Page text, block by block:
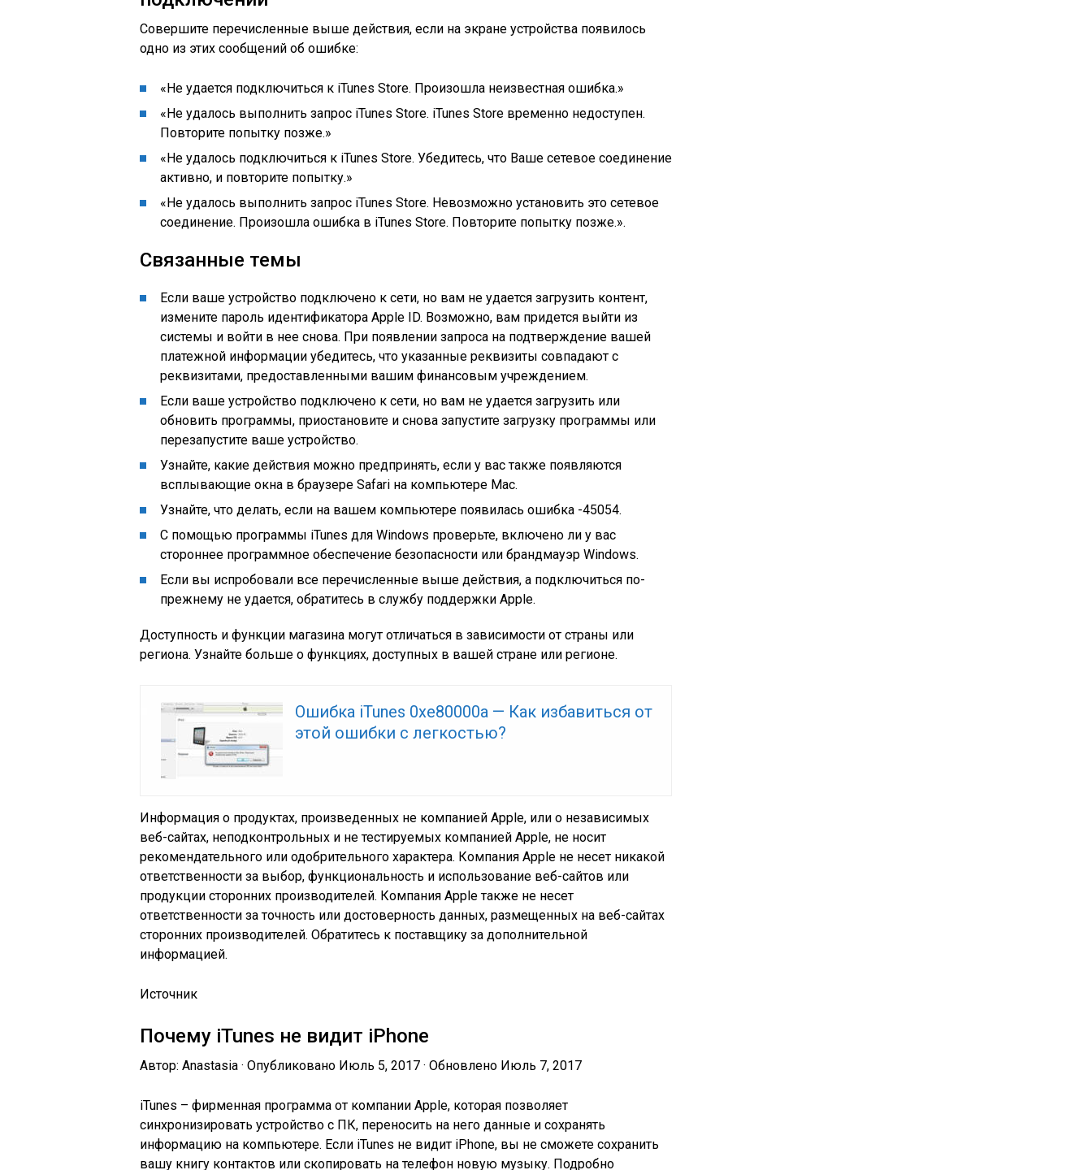
Совершите перечисленные выше действия, если на экране устройства появилось
одно из этих сообщений об ошибке:
«Не удается подключиться к iTunes Store. Произошла неизвестная ошибка.»
«Не удалось выполнить запрос iTunes Store. iTunes Store временно недоступен.
Повторите попытку позже.»
«Не удалось подключиться к iTunes Store. Убедитесь, что Ваше сетевое соединение
активно, и повторите попытку.»
«Не удалось выполнить запрос iTunes Store. Невозможно установить это сетевое
соединение. Произошла ошибка в iTunes Store. Повторите попытку позже.».
Связанные темы
Если ваше устройство подключено к сети, но вам не удается загрузить контент,
измените пароль идентификатора Apple ID. Возможно, вам придется выйти из
системы и войти в нее снова. При появлении запроса на подтверждение вашей
платежной информации убедитесь, что указанные реквизиты совпадают с
реквизитами, предоставленными вашим финансовым учреждением.
Если ваше устройство подключено к сети, но вам не удается загрузить или
обновить программы, приостановите и снова запустите загрузку программы или
перезапустите ваше устройство.
Узнайте, какие действия можно предпринять, если у вас также появляются
всплывающие окна в браузере Safari на компьютере Mac.
Узнайте, что делать, если на вашем компьютере появилась ошибка -45054.
С помощью программы iTunes для Windows проверьте, включено ли у вас
стороннее программное обеспечение безопасности или брандмауэр Windows.
Если вы испробовали все перечисленные выше действия, а подключиться по-
прежнему не удается, обратитесь в службу поддержки Apple.
Доступность и функции магазина могут отличаться в зависимости от страны или
региона. Узнайте больше о функциях, доступных в вашей стране или регионе.
Ошибка iTunes 0xe80000a — Как избавиться от
этой ошибки с легкостью?
Информация о продуктах, произведенных не компанией Apple, или о независимых
веб-сайтах, неподконтрольных и не тестируемых компанией Apple, не носит
рекомендательного или одобрительного характера. Компания Apple не несет никакой
ответственности за выбор, функциональность и использование веб-сайтов или
продукции сторонних производителей. Компания Apple также не несет
ответственности за точность или достоверность данных, размещенных на веб-сайтах
сторонних производителей. Обратитесь к поставщику за дополнительной
информацией.
Источник
Почему iTunes не видит iPhone
Автор: Anastasia · Опубликовано Июль 5, 2017 · Обновлено Июль 7, 2017
iTunes – фирменная программа от компании Apple, которая позволяет
синхронизировать устройство с ПК, переносить на него данные и сохранять
информацию на компьютере. Если iTunes не видит iPhone, вы не сможете сохранить
вашу книгу контактов или скопировать на телефон новую музыку. Подробно